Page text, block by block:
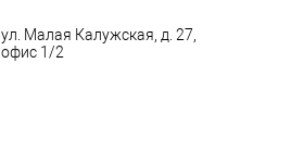
ул. Малая Калужская, д. 27,
офис 1/2